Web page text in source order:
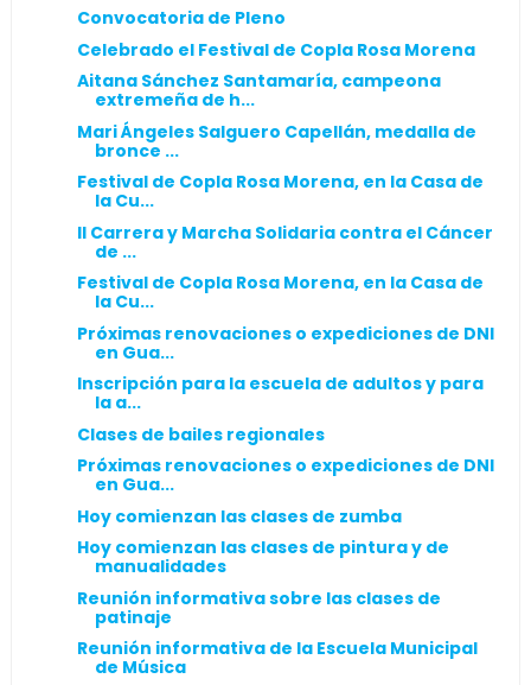
Convocatoria de Pleno
Celebrado el Festival de Copla Rosa Morena
Aitana Sánchez Santamaría, campeona
extremeña de h...
Mari Ángeles Salguero Capellán, medalla de
bronce ...
Festival de Copla Rosa Morena, en la Casa de
la Cu...
II Carrera y Marcha Solidaria contra el Cáncer
de ...
Festival de Copla Rosa Morena, en la Casa de
la Cu...
Próximas renovaciones o expediciones de DNI
en Gua...
Inscripción para la escuela de adultos y para
la a...
Clases de bailes regionales
Próximas renovaciones o expediciones de DNI
en Gua...
Hoy comienzan las clases de zumba
Hoy comienzan las clases de pintura y de
manualidades
Reunión informativa sobre las clases de
patinaje
Reunión informativa de la Escuela Municipal
de Música